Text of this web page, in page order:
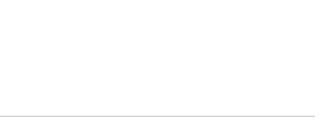
Die gesamte technische Dokumentation, die Sie